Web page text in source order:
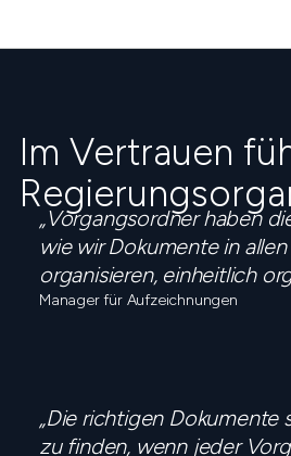
Im Vertrauen
„Vorgangsordner haben
wie wir Dokumente in
organisieren, einheitlich
Manager für Aufzeichnungen
„Die richtigen Dokumente
zu finden, wenn jeder